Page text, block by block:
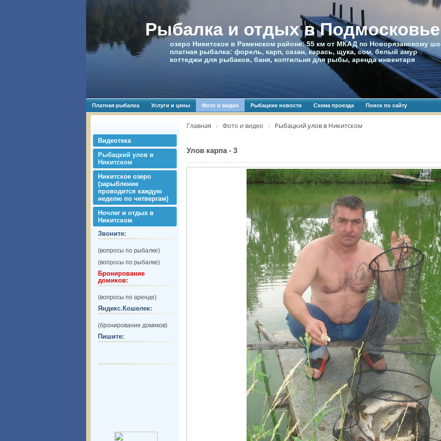
Рыбалка и отдых в Подмосковье
озеро Никитское в Раменском районе: 55 км от МКАД по Новорязанскому
платная рыбалка: форель, карп, сазан, карась, щука, сом, белый амур
коттеджи для рыбаков, баня, коптильня для рыбы, аренда инвентаря
Платная рыбалка Услуги и цены Фото и видео Рыбацкие новости Схема проезда Поиск по сайту
Видеотека
Рыбацкий улов в
Никитском
Никитское озеро
(зарыбление
проводится каждую
неделю по четвергам)
Ночлег и отдых в
Никитском
Звоните:
(вопросы по рыбалке)
(вопросы по рыбалке)
Бронирование
домиков:
(вопросы по аренде)
Яндекс.Кошелек:
(бронирование домиков)
Пишите:
Главная Фото и видео Рыбацкий улов в Никитском
Улов карпа - 3